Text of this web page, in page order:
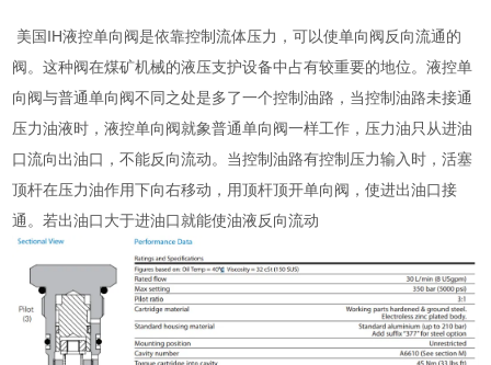
美国IH液控单向阀是依靠控制流体压力，可以使单向阀反向流通的
阀。这种阀在煤矿机械的液压支护设备中占有较重要的地位。液控单
向阀与普通单向阀不同之处是多了一个控制油路，当控制油路未接通
压力油液时，液控单向阀就象普通单向阀一样工作，压力油只从进油
口流向出油口，不能反向流动。当控制油路有控制压力输入时，活塞
顶杆在压力油作用下向右移动，用顶杆顶开单向阀，使进出油口接
通。若出油口大于进油口就能使油液反向流动